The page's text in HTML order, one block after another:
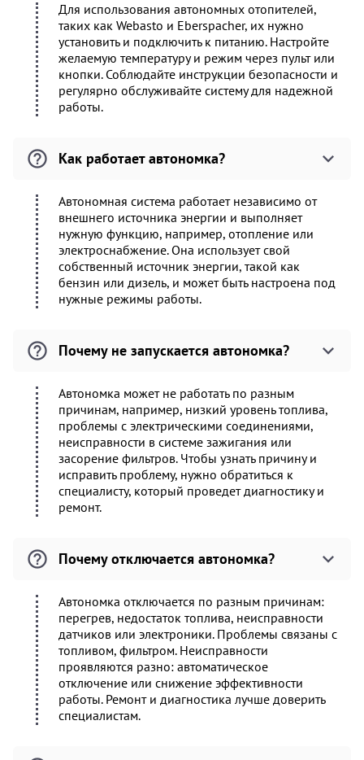
Для использования автономных отопителей,
таких как Webasto и Eberspacher, их нужно
установить и подключить к питанию. Настройте
желаемую температуру и режим через пульт или
кнопки. Соблюдайте инструкции безопасности и
регулярно обслуживайте систему для надежной
работы.
Как работает автономка?
Автономная система работает независимо от
внешнего источника энергии и выполняет
нужную функцию, например, отопление или
электроснабжение. Она использует свой
собственный источник энергии, такой как
бензин или дизель, и может быть настроена под
нужные режимы работы.
Почему не запускается автономка?
Автономка может не работать по разным
причинам, например, низкий уровень топлива,
проблемы с электрическими соединениями,
неисправности в системе зажигания или
засорение фильтров. Чтобы узнать причину и
исправить проблему, нужно обратиться к
специалисту, который проведет диагностику и
ремонт.
Почему отключается автономка?
Автономка отключается по разным причинам:
перегрев, недостаток топлива, неисправности
датчиков или электроники. Проблемы связаны с
топливом, фильтром. Неисправности
проявляются разно: автоматическое
отключение или снижение эффективности
работы. Ремонт и диагностика лучше доверить
специалистам.